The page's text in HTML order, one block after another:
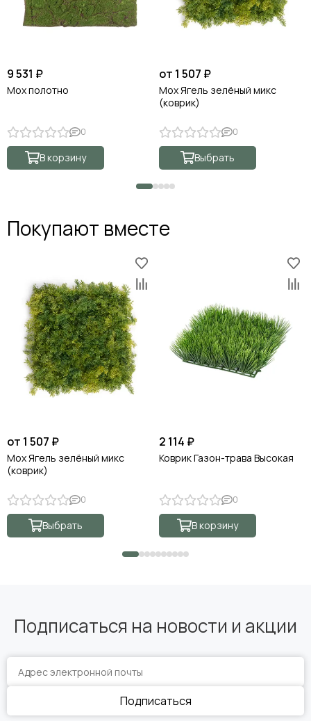
9 531 ₽
Мох полотно
0
В корзину
от 1 507 ₽
Мох Ягель зелёный микс
(коврик)
0
Выбрать
Покупают вместе
от 1 507 ₽
Мох Ягель зелёный микс
(коврик)
0
Выбрать
2 114 ₽
Коврик Газон-трава Высокая
0
В корзину
Подписаться на новости и акции
Подписаться